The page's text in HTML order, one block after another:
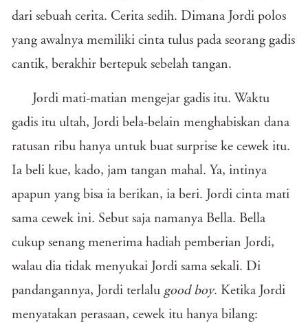
dari sebuah cerita. Cerita sedih. Dimana Jordi polos
yang awalnya memiliki cinta tulus pada seorang gadis
cantik, berakhir bertepuk sebelah tangan.
Jordi mati-matian mengejar gadis itu. Waktu
gadis itu ultah, Jordi bela-belain menghabiskan dana
ratusan ribu hanya untuk buat surprise ke cewek itu.
Ia beli kue, kado, jam tangan mahal. Ya, intinya
apapun yang bisa ia berikan, ia beri. Jordi cinta mati
sama cewek ini. Sebut saja namanya Bella. Bella
cukup senang menerima hadiah pemberian Jordi,
walau dia tidak menyukai Jordi sama sekali. Di
pandangannya, Jordi terlalu good boy. Ketika Jordi
menyatakan perasaan, cewek itu hanya bilang: